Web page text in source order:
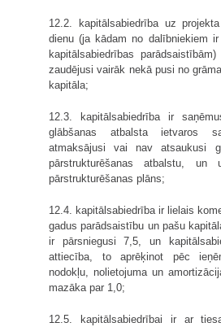
12.2. kapitālsabiedrība uz
dienu (ja kādam no dalībniekiem
kapitālsabiedrības
zaudējusi vairāk nekā pusi no
kapitāla;
12.3. kapitālsabiedrība ir
glābšanas atbalsta ietvaros
atmaksājusi vai nav atsaukusi
pārstrukturēšanas atbalstu,
pārstrukturēšanas plāns;
12.4. kapitālsabiedrība ir lielais
gadus parādsaistību un pašu
ir pārsniegusi 7,5, un
attiecība, to aprēķinot pēc
nodokļu, nolietojuma un
mazāka par 1,0;
12.5. kapitālsabiedrībai ir ar